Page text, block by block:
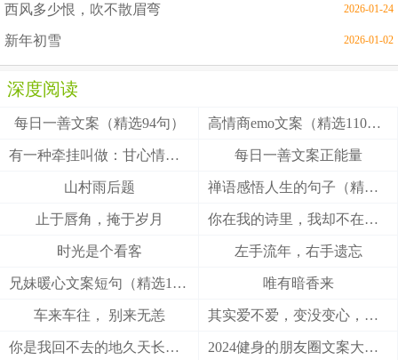
西风多少恨，吹不散眉弯 2026-01-24
新年初雪 2026-01-02
深度阅读
每日一善文案（精选94句） 高情商emo文案（精选110句）
有一种牵挂叫做：甘心情愿！ 每日一善文案正能量
山村雨后题 禅语感悟人生的句子（精选27句）
止于唇角，掩于岁月 你在我的诗里，我却不在你的梦里
时光是个看客 左手流年，右手遗忘
兄妹暖心文案短句（精选100句） 唯有暗香来
车来车往， 别来无恙 其实爱不爱，变没变心，身体最诚实
你是我回不去的地久天长，我是你触不到的地老天荒 2024健身的朋友圈文案大全(精选49句)